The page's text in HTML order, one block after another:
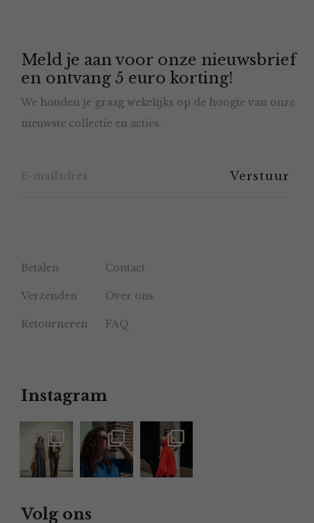
Meld je aan voor onze nieuwsbrief
en ontvang 5 euro korting!
We houden je graag wekelijks op de hoogte van onze
nieuwste collectie en acties.
Betalen Contact
Verzenden Over ons
Retourneren FAQ
Instagram
Volg ons